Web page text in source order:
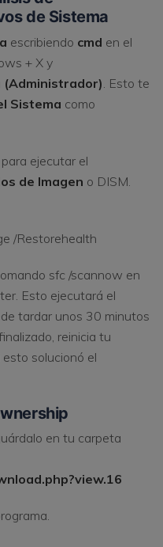
de Sistema
escribiendo cmd en el
+ X y
(Administrador) . Esto te
Sistema como
ejecutar el
de Imagen o DISM.
/Restorehealth
sfc /scannow en
Esto ejecutará el
tardar unos 30 minutos
reinicia tu
solucionó el
en tu carpeta